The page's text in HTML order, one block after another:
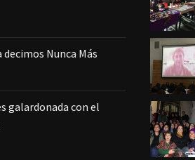
Nunca Más
galardonada con el